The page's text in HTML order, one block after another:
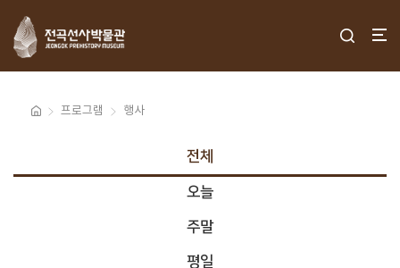
프로그램 행사
전체
오늘
주말
평일